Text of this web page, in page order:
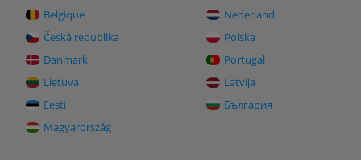
Belgique
Nederland
Česká republika
Polska
Danmark
Portugal
Lietuva
Latvija
Eesti
България
Magyarország